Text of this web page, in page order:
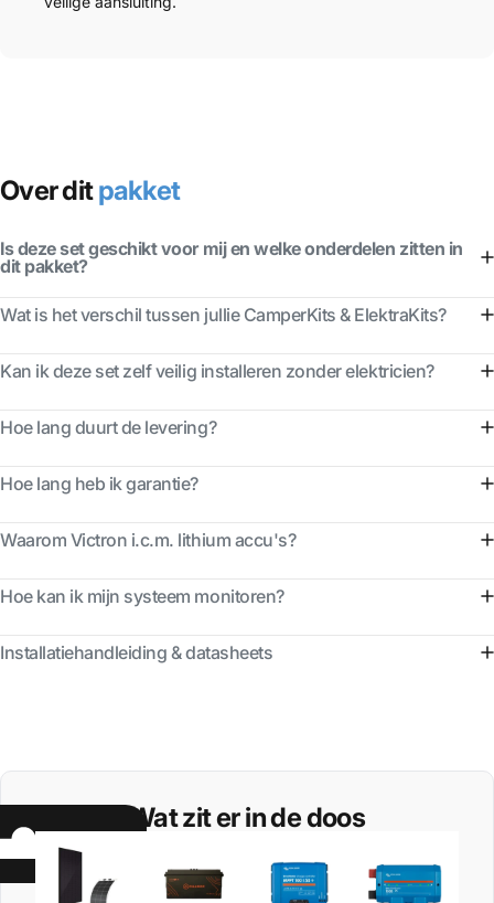
Over ditpakket
Is deze set geschikt voor mij en welke onderdelen zitten in
dit pakket?
Wat is het verschil tussen jullie CamperKits & ElektraKits?
Kan ik deze set zelf veilig installeren zonder elektricien?
Hoe lang duurt de levering?
Hoe lang heb ik garantie?
Waarom Victron i.c.m. lithium accu's?
Hoe kan ik mijn systeem monitoren?
Installatiehandleiding & datasheets
Wat zit er in de doos